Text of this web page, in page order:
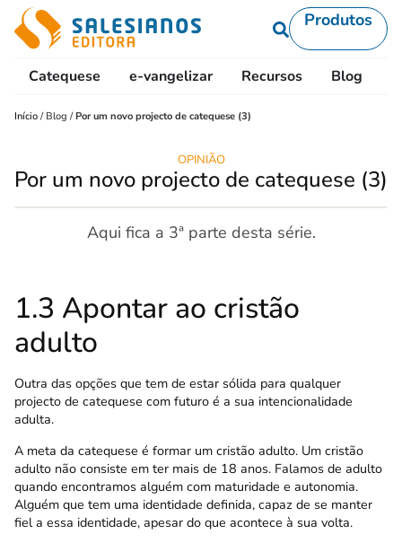
Produtos
Catequese e-vangelizar Recursos Blog
Início / Blog /Por um novo projecto de catequese (3)
OPINIÃO
Por um novo projecto de catequese (3)
Aqui fica a 3ª parte desta série.
1.3 Apontar ao cristão
adulto
Outra das opções que tem de estar sólida para qualquer
projecto de catequese com futuro é a sua intencionalidade
adulta.
A meta da catequese é formar um cristão adulto. Um cristão
adulto não consiste em ter mais de 18 anos. Falamos de adulto
quando encontramos alguém com maturidade e autonomia.
Alguém que tem uma identidade definida, capaz de se manter
fiel a essa identidade, apesar do que acontece à sua volta.